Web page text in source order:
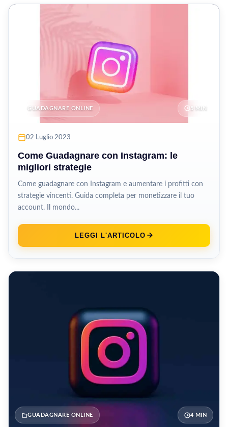
GUADAGNARE ONLINE 5 MIN
02 Luglio 2023
Come Guadagnare con Instagram: le
migliori strategie
Come guadagnare con Instagram e aumentare i profitti con
strategie vincenti. Guida completa per monetizzare il tuo
account. Il mondo...
LEGGI L'ARTICOLO
GUADAGNARE ONLINE 4 MIN